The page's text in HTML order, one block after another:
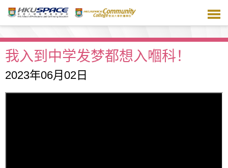
主
容我入到中学发梦都想入嗰科！
2023年06月02日